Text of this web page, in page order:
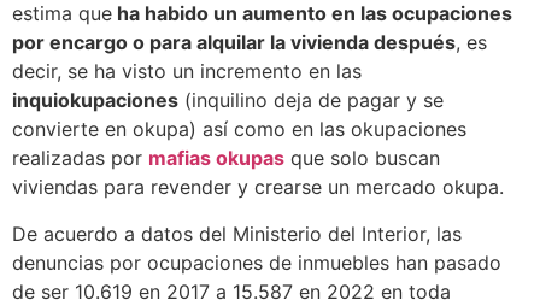
estima que ha habido un aumento en las ocupaciones
por encargo o para alquilar la vivienda después, es
decir, se ha visto un incremento en las
inquiokupaciones (inquilino deja de pagar y se
convierte en okupa) así como en las okupaciones
realizadas por mafias okupas que solo buscan
viviendas para revender y crearse un mercado okupa.
De acuerdo a datos del Ministerio del Interior, las
denuncias por ocupaciones de inmuebles han pasado
de ser 10.619 en 2017 a 15.587 en 2022 en toda